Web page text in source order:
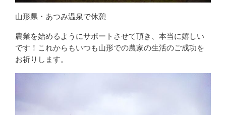
山形県・あつみ温泉で休憩
農業を始めるようにサポートさせて頂き、本当に嬉しい
です！これからもいつも山形での農家の生活のご成功を
お祈りします。